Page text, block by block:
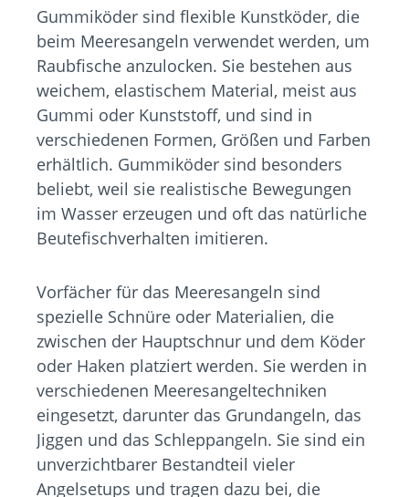
Gummiköder sind flexible Kunstköder, die
beim Meeresangeln verwendet werden, um
Raubfische anzulocken. Sie bestehen aus
weichem, elastischem Material, meist aus
Gummi oder Kunststoff, und sind in
verschiedenen Formen, Größen und Farben
erhältlich. Gummiköder sind besonders
beliebt, weil sie realistische Bewegungen
im Wasser erzeugen und oft das natürliche
Beutefischverhalten imitieren.
Vorfächer für das Meeresangeln sind
spezielle Schnüre oder Materialien, die
zwischen der Hauptschnur und dem Köder
oder Haken platziert werden. Sie werden in
verschiedenen Meeresangeltechniken
eingesetzt, darunter das Grundangeln, das
Jiggen und das Schleppangeln. Sie sind ein
unverzichtbarer Bestandteil vieler
Angelsetups und tragen dazu bei, die